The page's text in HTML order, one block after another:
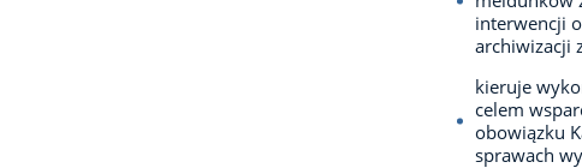
interwencji
archiwizacji
kieruje
celem
obowiązku
sprawach